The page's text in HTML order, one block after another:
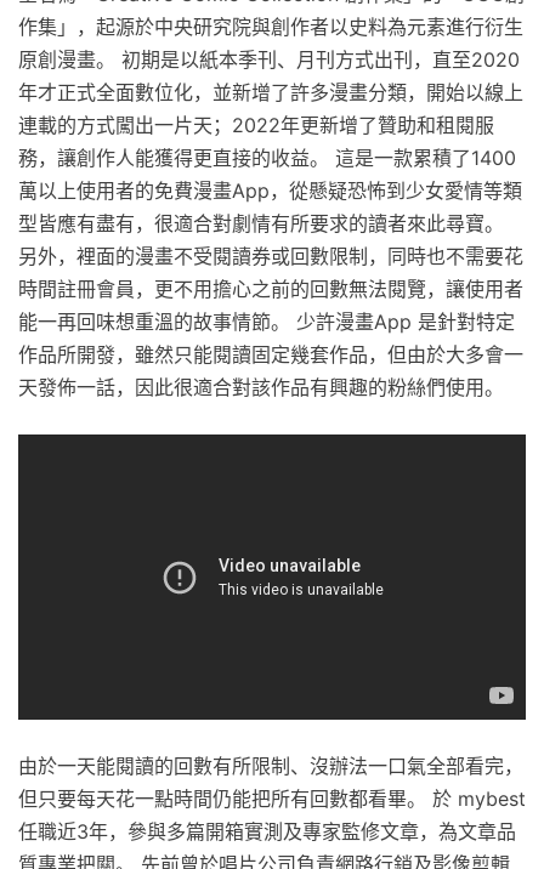
作集」，起源於中央研究院與創作者以史料為元素進行衍生
原創漫畫。 初期是以紙本季刊、月刊方式出刊，直至2020
年才正式全面數位化，並新增了許多漫畫分類，開始以線上
連載的方式闖出一片天；2022年更新增了贊助和租閱服
務，讓創作人能獲得更直接的收益。 這是一款累積了1400
萬以上使用者的免費漫畫App，從懸疑恐怖到少女愛情等類
型皆應有盡有，很適合對劇情有所要求的讀者來此尋寶。
另外，裡面的漫畫不受閱讀券或回數限制，同時也不需要花
時間註冊會員，更不用擔心之前的回數無法閱覽，讓使用者
能一再回味想重溫的故事情節。 少許漫畫App 是針對特定
作品所開發，雖然只能閱讀固定幾套作品，但由於大多會一
天發佈一話，因此很適合對該作品有興趣的粉絲們使用。
由於一天能閱讀的回數有所限制、沒辦法一口氣全部看完，
但只要每天花一點時間仍能把所有回數都看畢。 於 mybest
任職近3年，參與多篇開箱實測及專家監修文章，為文章品